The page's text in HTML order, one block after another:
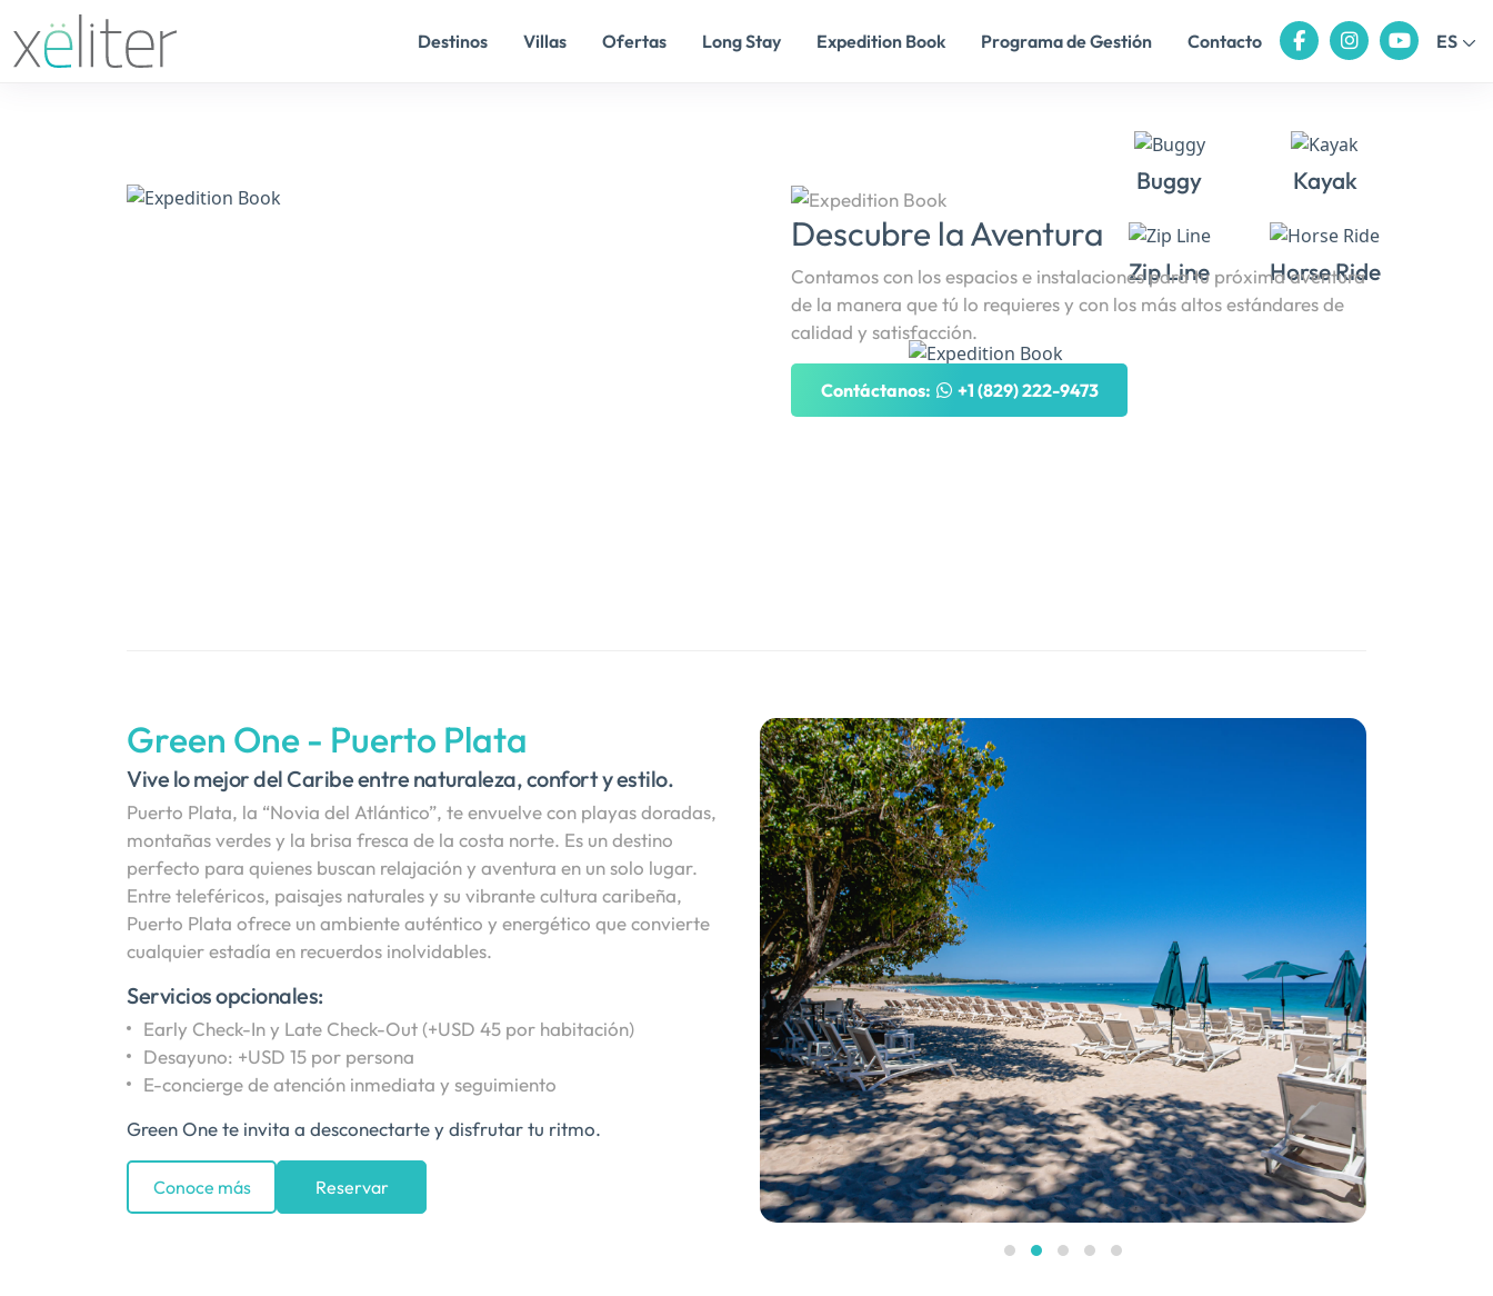
Destinos Villas Ofertas Long Stay Expedition Book Programa de Gestión Contacto ES
Buggy Kayak
Zip Line Horse Ride
Descubre la Aventura
Contamos con los espacios e instalaciones para tu próxima aventura
de la manera que tú lo requieres y con los más altos estándares de
calidad y satisfacción.
Contáctanos: +1 (829) 222-9473
Green One - Puerto Plata
Vive lo mejor del Caribe entre naturaleza, confort y estilo.
Puerto Plata, la “Novia del Atlántico”, te envuelve con playas doradas,
montañas verdes y la brisa fresca de la costa norte. Es un destino
perfecto para quienes buscan relajación y aventura en un solo lugar.
Entre teleféricos, paisajes naturales y su vibrante cultura caribeña,
Puerto Plata ofrece un ambiente auténtico y energético que convierte
cualquier estadía en recuerdos inolvidables.
Servicios opcionales:
Early Check-In y Late Check-Out (+USD 45 por habitación)
Desayuno: +USD 15 por persona
E-concierge de atención inmediata y seguimiento
Green One te invita a desconectarte y disfrutar tu ritmo.
Conoce más Reservar